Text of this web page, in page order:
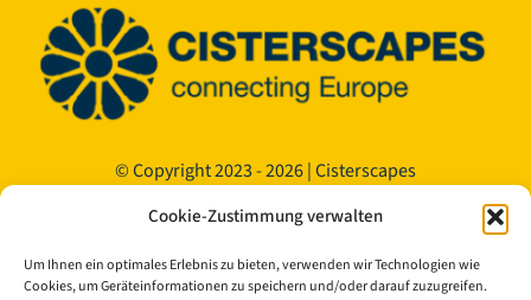
Cookie-Zustimmung verwalten
Um Ihnen ein optimales Erlebnis zu bieten, verwenden wir Technologien wie
Cookies, um Geräteinformationen zu speichern und/oder darauf zuzugreifen.
© Copyright 2023 - 2026 | Cisterscapes
und alle Angaben ohne Gewähr.
Kontakt: